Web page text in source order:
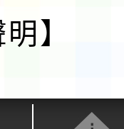
】